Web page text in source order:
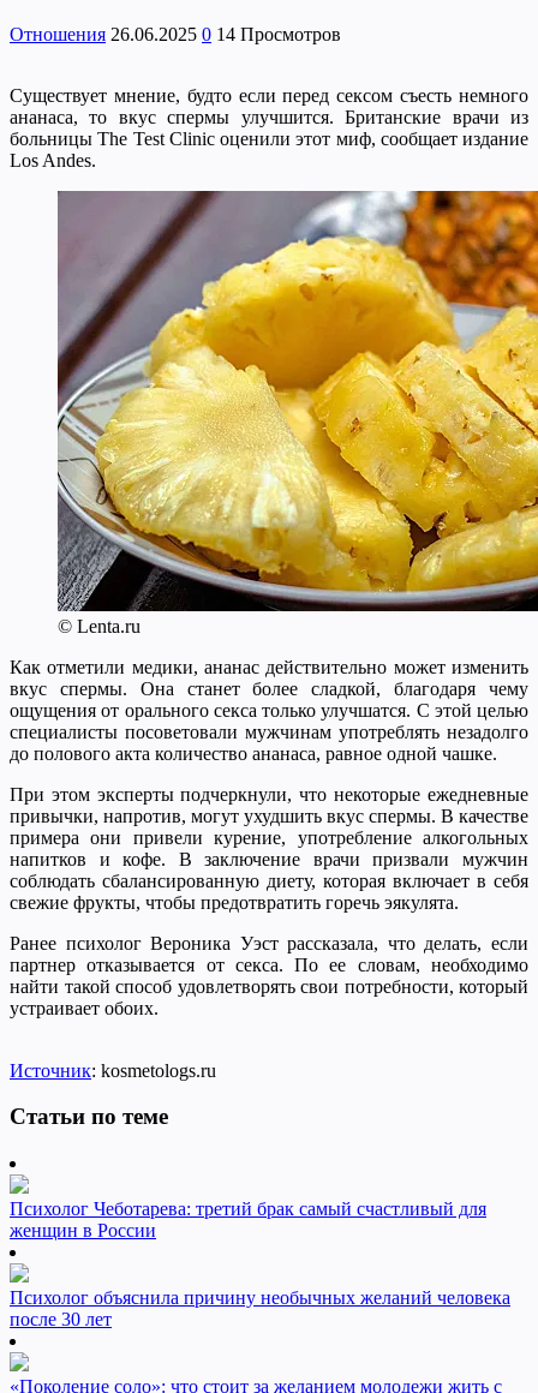
Отношения 26.06.2025 0 14 Просмотров
Существует мнение, будто если перед сексом съесть немного
ананаса, то вкус спермы улучшится. Британские врачи из
больницы The Test Clinic оценили этот миф, сообщает издание
Los Andes.
© Lenta.ru
Как отметили медики, ананас действительно может изменить
вкус спермы. Она станет более сладкой, благодаря чему
ощущения от орального секса только улучшатся. С этой целью
специалисты посоветовали мужчинам употреблять незадолго
до полового акта количество ананаса, равное одной чашке.
При этом эксперты подчеркнули, что некоторые ежедневные
привычки, напротив, могут ухудшить вкус спермы. В качестве
примера они привели курение, употребление алкогольных
напитков и кофе. В заключение врачи призвали мужчин
соблюдать сбалансированную диету, которая включает в себя
свежие фрукты, чтобы предотвратить горечь эякулята.
Ранее психолог Вероника Уэст рассказала, что делать, если
партнер отказывается от секса. По ее словам, необходимо
найти такой способ удовлетворять свои потребности, который
устраивает обоих.
Источник: kosmetologs.ru
Статьи по теме
Психолог Чеботарева: третий брак самый счастливый для
женщин в России
Психолог объяснила причину необычных желаний человека
после 30 лет
«Поколение соло»: что стоит за желанием молодежи жить с